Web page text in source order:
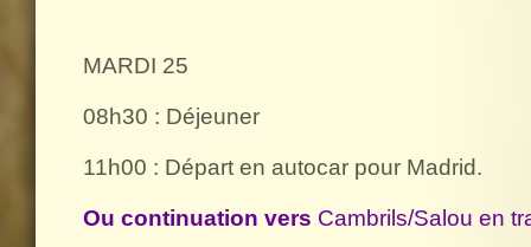
MARDI 25
08h30 : Déjeuner
11h00 : Départ en autocar pour Madrid.
Ou continuation vers Cambrils/Salou en